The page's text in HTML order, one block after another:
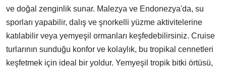
ve doğal zenginlik sunar. Malezya ve Endonezya'da, su
sporları yapabilir, dalış ve şnorkelli yüzme aktivitelerine
katılabilir veya yemyeşil ormanları keşfedebilirsiniz. Cruise
turlarının sunduğu konfor ve kolaylık, bu tropikal cennetleri
keşfetmek için ideal bir yoldur. Yemyeşil tropik bitki örtüsü,